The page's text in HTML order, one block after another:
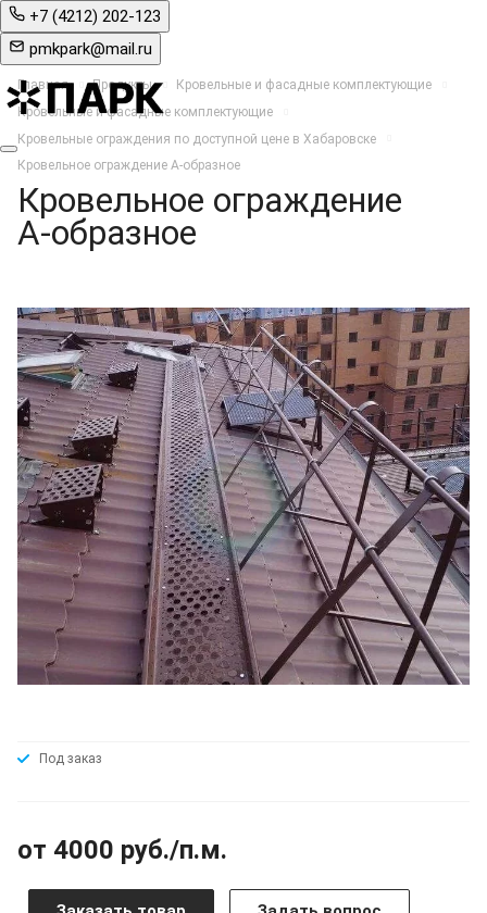
+7 (4212) 202-123
pmkpark@mail.ru
Главная Продукты
Кровельные и фасадные комплектующие
Кровельные и фасадные комплектующие
Кровельные ограждения по доступной цене в Хабаровске
Кровельное ограждение А-образное
Кровельное ограждение
А-образное
Под заказ
от 4000 руб./п.м.